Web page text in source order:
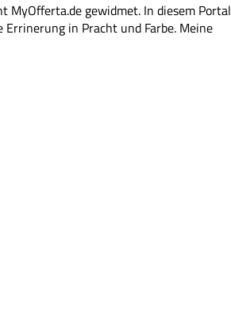
MyOfferta.de gewidmet. In diesem Portal
in Pracht und Farbe. Meine